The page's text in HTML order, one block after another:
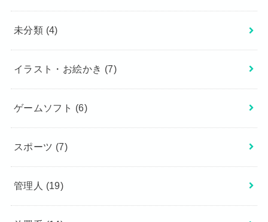
未分類 (4)
イラスト・お絵かき (7)
ゲームソフト (6)
スポーツ (7)
管理人 (19)